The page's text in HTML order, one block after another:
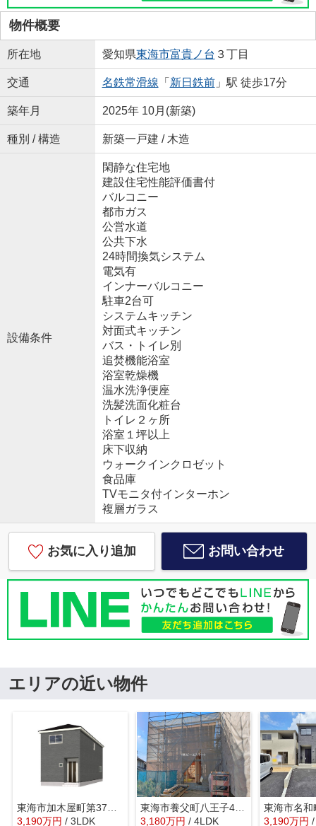
物件概要
所在地 愛知県東海市富貴ノ台 ３丁目
交通 名鉄常滑線 「 新日鉄前」駅 徒歩17分
築年月 2025年 10月(新築)
種別 / 構造 新築一戸建 / 木造
設備条件
閑静な住宅地
建設住宅性能評価書付
バルコニー
都市ガス
公営水道
公共下水
24時間換気システム
電気有
インナーバルコニー
駐車2台可
システムキッチン
対面式キッチン
バス・トイレ別
追焚機能浴室
浴室乾燥機
温水洗浄便座
洗髪洗面化粧台
トイレ２ヶ所
浴室１坪以上
床下収納
ウォークインクロゼット
食品庫
TVモニタ付インターホン
複層ガラス
お気に入り追加 お問い合わせ
エリアの近い物件
3,190万円 / 3LDK
東海市養父町八王子4号棟
3,180万円 / 4LDK 3,190万円